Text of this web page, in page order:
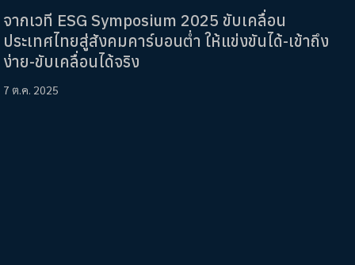
จากเวที ESG Symposium 2025 ขับเคลื่อน
ประเทศไทยสู่สังคมคาร์บอนต่ำ ให้แข่งขันได้-เข้าถึง
ง่าย-ขับเคลื่อนได้จริง
7 ต.ค. 2025